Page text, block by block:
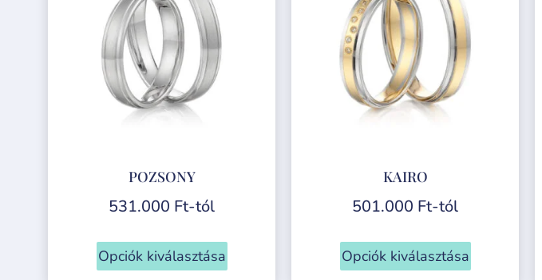
POZSONY
531.000 Ft-tól
Opciók kiválasztása
KAIRO
501.000 Ft-tól
Opciók kiválasztása